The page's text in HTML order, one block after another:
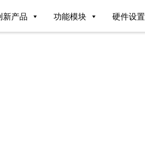
新产品 功能模块 硬件设置